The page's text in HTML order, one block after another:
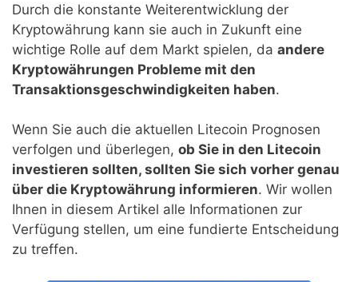
Durch die konstante Weiterentwicklung der
Kryptowährung kann sie auch in Zukunft eine
wichtige Rolle auf dem Markt spielen, da andere
Kryptowährungen Probleme mit den
Transaktionsgeschwindigkeiten haben.
Wenn Sie auch die aktuellen Litecoin Prognosen
verfolgen und überlegen, ob Sie in den Litecoin
investieren sollten, sollten Sie sich vorher genau
über die Kryptowährung informieren. Wir wollen
Ihnen in diesem Artikel alle Informationen zur
Verfügung stellen, um eine fundierte Entscheidung
zu treffen.